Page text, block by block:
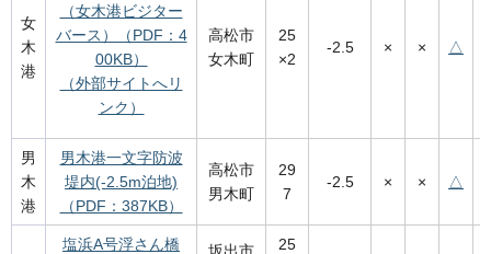
女
木
港
（女木港ビジター
バース）（PDF：4
00KB）
（外部サイトへリ
ンク）
高松市
女木町
25
×2
-2.5 × × △
男
木
港
男木港一文字防波
堤内(-2.5m泊地)
（PDF：387KB）
高松市
男木町
29
7
-2.5 × × △
塩浜A号浮さん橋
25